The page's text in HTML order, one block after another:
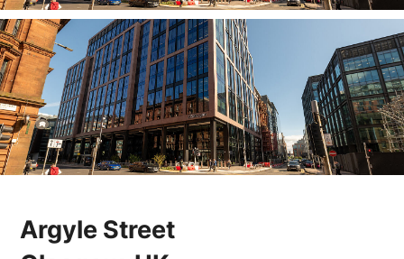
Argyle Street